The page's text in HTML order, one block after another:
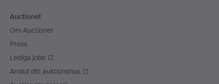
Auctionet
Om Auctionet
Press
Lediga jobb
Anslut ditt auktionshus